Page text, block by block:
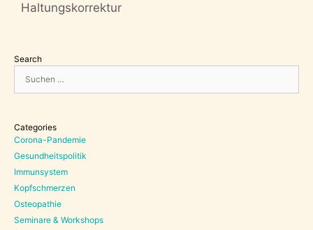
Haltungskorrektur
Search
nach:
Categories
Corona-Pandemie
Gesundheitspolitik
Immunsystem
Kopfschmerzen
Osteopathie
Seminare & Workshops